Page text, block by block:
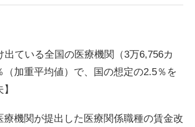
ている全国の医療機関（3万6,756カ
加重平均値）で、国の想定の2.5％を
機関が提出した医療関係職種の賃金改